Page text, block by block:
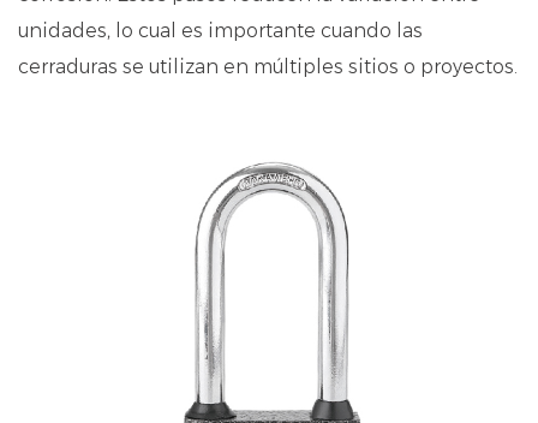
unidades, lo cual es importante cuando las
cerraduras se utilizan en múltiples sitios o proyectos.